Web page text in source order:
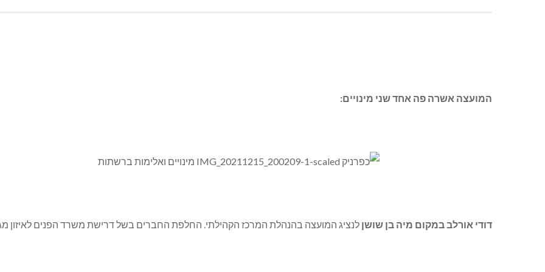
המועצה אשרה פה אחד שני מינויים:
דודי אורלב במקום מיה בן שושן לנציג המועצה בהנהלת המרכז הקהילתי. החלפת החברים בשל דרישת משרד הפנים לאיזון